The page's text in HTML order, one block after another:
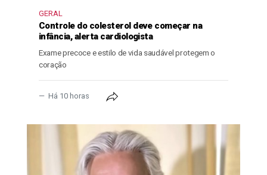
GERAL
Controle do colesterol deve começar na
infância, alerta cardiologista
Exame precoce e estilo de vida saudável protegem o
coração
Há 10 horas